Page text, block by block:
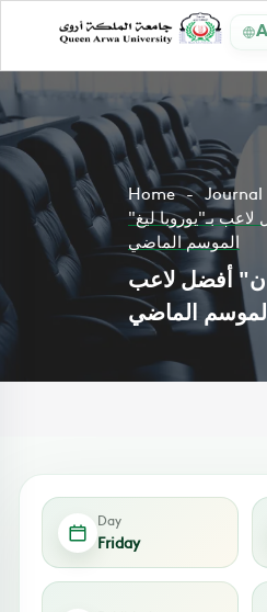
Home
Journal
بـ"يوروبا ليغ"
الموسم الماضي
أفضل لاعب
الموسم الماضي
Day
Friday